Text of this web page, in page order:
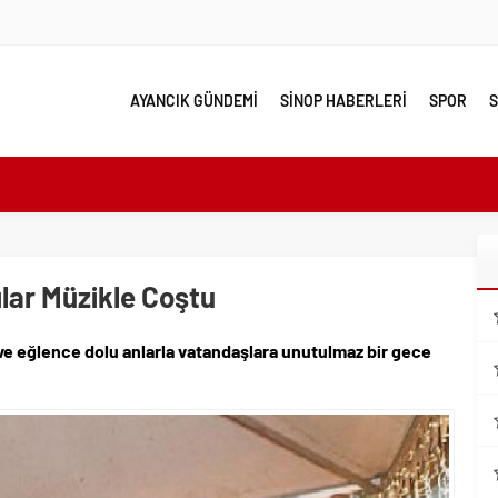
AYANCIK GÜNDEMİ SİNOP HABERLERİ SPOR
yakın takip
Ele Alındı
Her Gün Yüzlerce Vatandaş Faydalanıyor
Yer
İçin Uygun mu?
Müzikle Coştu
eğlence dolu anlarla vatandaşlara unutulmaz bir gece